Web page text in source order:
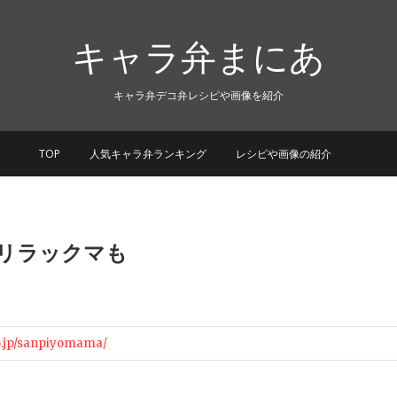
キャラ弁まにあ
キャラ弁デコ弁レシピや画像を紹介
TOP 人気キャラ弁ランキング レシピや画像の紹介
ラックマも
sanpiyomama/